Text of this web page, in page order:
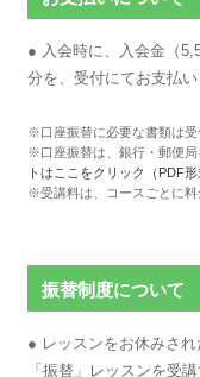
● 入会時に、入会金（
分を、受付にてお支払い
※口座振替に必要な書類は受
※口座振替は、銀行・郵便局
トはここをクリック（PDF形
※受講料は、コースごとに料
振替制度について
● レッスンをお休みさ
「振替」レッスンを受